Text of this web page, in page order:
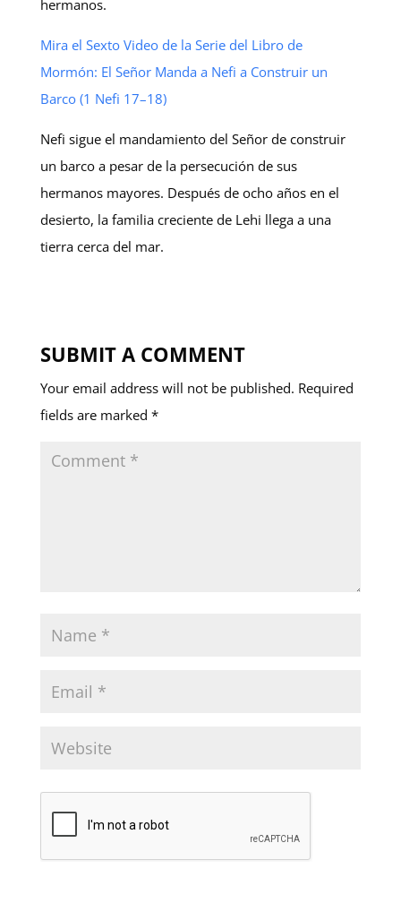
hermanos.
Mira el Sexto Video de la Serie del Libro de
Mormón: El Señor Manda a Nefi a Construir un
Barco (1 Nefi 17–18)
Nefi sigue el mandamiento del Señor de construir
un barco a pesar de la persecución de sus
hermanos mayores. Después de ocho años en el
desierto, la familia creciente de Lehi llega a una
tierra cerca del mar.
SUBMIT A COMMENT
Your email address will not be published. Required
fields are marked *